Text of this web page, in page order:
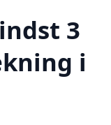
3
i